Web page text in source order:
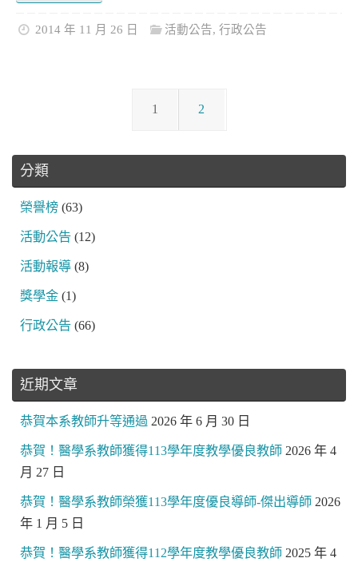
2014 年 11 月 26 日 活動公告, 行政公告
1 2
分類
榮譽榜 (63)
活動公告 (12)
活動報導 (8)
獎學金 (1)
行政公告 (66)
近期文章
恭賀本系教師升等通過 2026 年 6 月 30 日
恭賀！醫學系教師獲得113學年度教學優良教師 2026 年 4
月 27 日
恭賀！醫學系教師榮獲113學年度優良導師-傑出導師 2026
年 1 月 5 日
恭賀！醫學系教師獲得112學年度教學優良教師 2025 年 4